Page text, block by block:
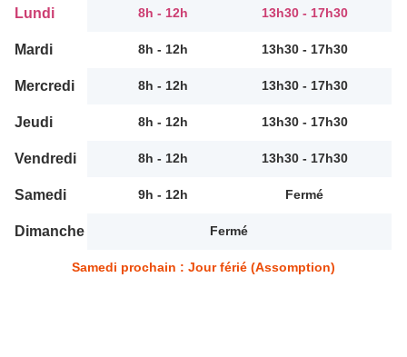
Lundi 8h - 12h 13h30 - 17h30
Mardi 8h - 12h 13h30 - 17h30
Mercredi 8h - 12h 13h30 - 17h30
Jeudi 8h - 12h 13h30 - 17h30
Vendredi 8h - 12h 13h30 - 17h30
Samedi 9h - 12h Fermé
Dimanche Fermé
Samedi prochain : Jour férié (Assomption)